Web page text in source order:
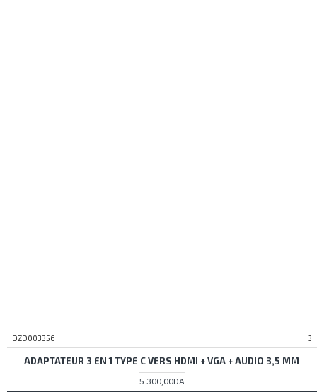
DZD003356 3
ADAPTATEUR 3 EN 1 TYPE C VERS HDMI + VGA + AUDIO 3,5 MM
5 300,00DA